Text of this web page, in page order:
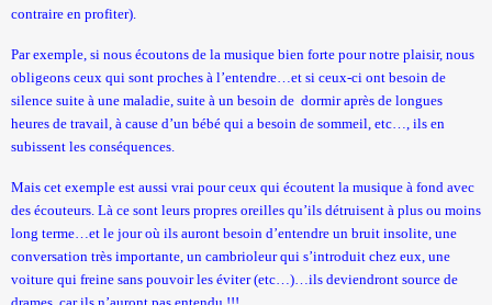
contraire en profiter).
Par exemple, si nous écoutons de la musique bien forte pour notre plaisir, nous
obligeons ceux qui sont proches à l’entendre…et si ceux-ci ont besoin de
silence suite à une maladie, suite à un besoin de dormir après de longues
heures de travail, à cause d’un bébé qui a besoin de sommeil, etc…, ils en
subissent les conséquences.
Mais cet exemple est aussi vrai pour ceux qui écoutent la musique à fond avec
des écouteurs. Là ce sont leurs propres oreilles qu’ils détruisent à plus ou moins
long terme…et le jour où ils auront besoin d’entendre un bruit insolite, une
conversation très importante, un cambrioleur qui s’introduit chez eux, une
voiture qui freine sans pouvoir les éviter (etc…)…ils deviendront source de